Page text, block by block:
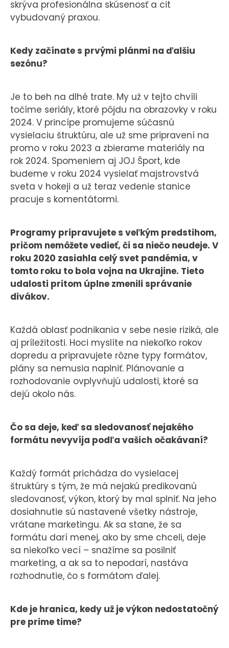
skrýva profesionálna skúsenosť a cit
vybudovaný praxou.
Kedy začínate s prvými plánmi na ďalšiu
sezónu?
Je to beh na dlhé trate. My už v tejto chvíli
točíme seriály, ktoré pôjdu na obrazovky v roku
2024. V princípe promujeme súčasnú
vysielaciu štruktúru, ale už sme pripravení na
promo v roku 2023 a zbierame materiály na
rok 2024. Spomeniem aj JOJ Šport, kde
budeme v roku 2024 vysielať majstrovstvá
sveta v hokeji a už teraz vedenie stanice
pracuje s komentátormi.
Programy pripravujete s veľkým predstihom,
pričom nemôžete vedieť, či sa niečo neudeje. V
roku 2020 zasiahla celý svet pandémia, v
tomto roku to bola vojna na Ukrajine. Tieto
udalosti pritom úplne zmenili správanie
divákov.
Každá oblasť podnikania v sebe nesie riziká, ale
aj príležitosti. Hoci myslíte na niekoľko rokov
dopredu a pripravujete rôzne typy formátov,
plány sa nemusia naplniť. Plánovanie a
rozhodovanie ovplyvňujú udalosti, ktoré sa
dejú okolo nás.
Čo sa deje, keď sa sledovanosť nejakého
formátu nevyvíja podľa vašich očakávaní?
Každý formát prichádza do vysielacej
štruktúry s tým, že má nejakú predikovanú
sledovanosť, výkon, ktorý by mal splniť. Na jeho
dosiahnutie sú nastavené všetky nástroje,
vrátane marketingu. Ak sa stane, že sa
formátu darí menej, ako by sme chceli, deje
sa niekoľko vecí – snažíme sa posilniť
marketing, a ak sa to nepodarí, nastáva
rozhodnutie, čo s formátom ďalej.
Kde je hranica, kedy už je výkon nedostatočný
pre prime time?